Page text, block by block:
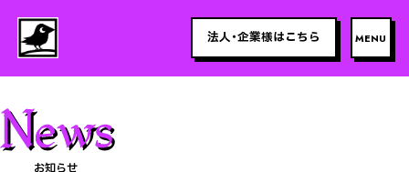
お知らせ
法人・企業様はこちら